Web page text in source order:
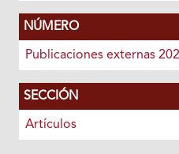
NÚMERO
Publicaciones externas
SECCIÓN
Artículos